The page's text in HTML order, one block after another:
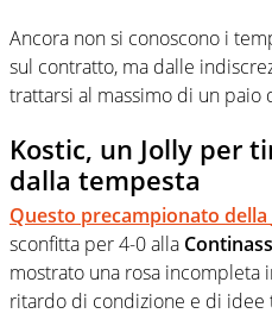
Ancora non si conoscono i
sul contratto, ma dalle
trattarsi al massimo di un paio
Kostic, un Jolly per
dalla tempesta
Questo precampionato della
sconfitta per 4-0 alla
mostrato una rosa incompleta
ritardo di condizione e di idee